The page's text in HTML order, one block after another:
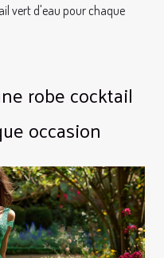
vert d'eau pour chaque
robe cocktail
occasion